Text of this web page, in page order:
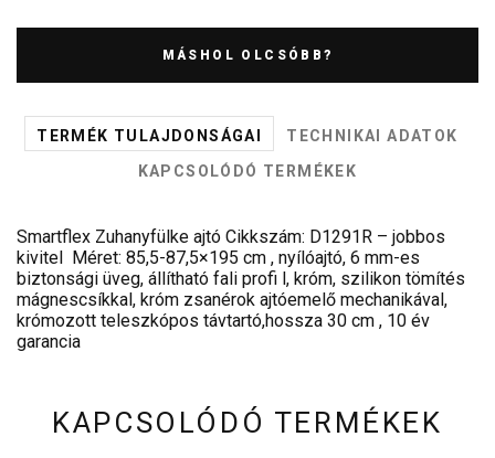
MÁSHOL OLCSÓBB?
TERMÉK TULAJDONSÁGAI
TECHNIKAI ADATOK
KAPCSOLÓDÓ TERMÉKEK
Smartflex Zuhanyfülke ajtó Cikkszám: D1291R – jobbos
kivitel Méret: 85,5-87,5×195 cm , nyílóajtó, 6 mm-es
biztonsági üveg, állítható fali profi l, króm, szilikon tömítés
mágnescsíkkal, króm zsanérok ajtóemelő mechanikával,
krómozott teleszkópos távtartó,hossza 30 cm , 10 év
garancia
KAPCSOLÓDÓ TERMÉKEK